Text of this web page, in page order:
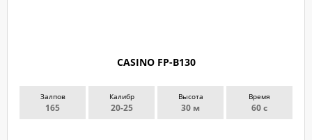
CASINO FP-B130
Залпов
165
Калибр
20-25
Высота
30 м
Время
60 с